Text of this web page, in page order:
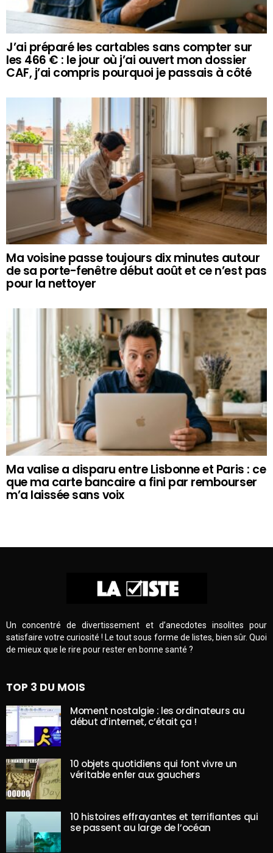
J’ai préparé les cartables sans compter sur
les 466 € : le jour où j’ai ouvert mon dossier
CAF, j’ai compris pourquoi je passais à côté
Ma voisine passe toujours dix minutes autour
de sa porte-fenêtre début août et ce n’est pas
pour la nettoyer
Ma valise a disparu entre Lisbonne et Paris : ce
que ma carte bancaire a fini par rembourser
m’a laissée sans voix
Un concentré de divertissement et d’anecdotes insolites pour
satisfaire votre curiosité ! Le tout sous forme de listes, bien sûr. Quoi
de mieux que le rire pour rester en bonne santé ?
TOP 3 DU MOIS
Moment nostalgie : les ordinateurs au
début d’internet, c’était ça !
10 objets quotidiens qui font vivre un
véritable enfer aux gauchers
10 histoires effrayantes et terrifiantes qui
se passent au large de l’océan